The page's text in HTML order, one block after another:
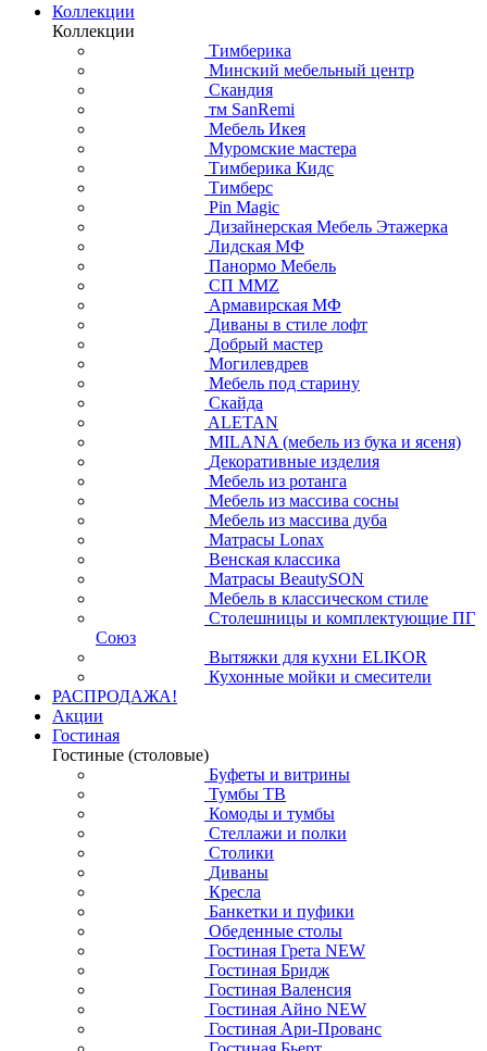
Коллекции
Коллекции
Тимберика
Минский мебельный центр
Скандия
тм SanRemi
Мебель Икея
Муромские мастера
Тимберика Кидс
Тимберс
Pin Magic
Дизайнерская Мебель Этажерка
Лидская МФ
Панормо Мебель
СП ММZ
Армавирская МФ
Диваны в стиле лофт
Добрый мастер
Могилевдрев
Мебель под старину
Скайда
ALETAN
MILANA (мебель из бука и ясеня)
Декоративные изделия
Мебель из ротанга
Мебель из массива сосны
Мебель из массива дуба
Матрасы Lonax
Венская классика
Матрасы BeautySON
Мебель в классическом стиле
Столешницы и комплектующие ПГ
Союз
Вытяжки для кухни ELIKOR
Кухонные мойки и смесители
РАСПРОДАЖА!
Акции
Гостиная
Гостиные (столовые)
Буфеты и витрины
Тумбы ТВ
Комоды и тумбы
Стеллажи и полки
Столики
Диваны
Кресла
Банкетки и пуфики
Обеденные столы
Гостиная Грета NEW
Гостиная Бридж
Гостиная Валенсия
Гостиная Айно NEW
Гостиная Ари-Прованс